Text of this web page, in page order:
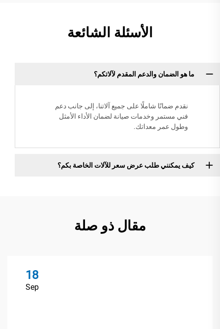
الأسئلة الشائعة
ما هو الضمان والدعم المقدم لآلاتكم؟
نقدم ضمانًا شاملًا على جميع آلاتنا، إلى جانب دعم
فني مستمر وخدمات صيانة لضمان الأداء الأمثل
وطول عمر معداتك.
كيف يمكنني طلب عرض سعر للآلات الخاصة بكم؟
مقال ذو صلة
18
Sep